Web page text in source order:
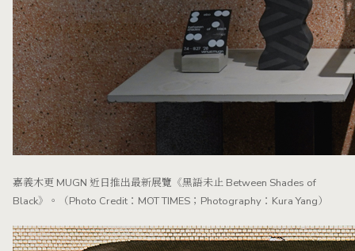
嘉義木更 MUGN 近日推出最新展覽《黑語未止 Between Shades of
Black》。（Photo Credit：MOT TIMES；Photography：Kura Yang）